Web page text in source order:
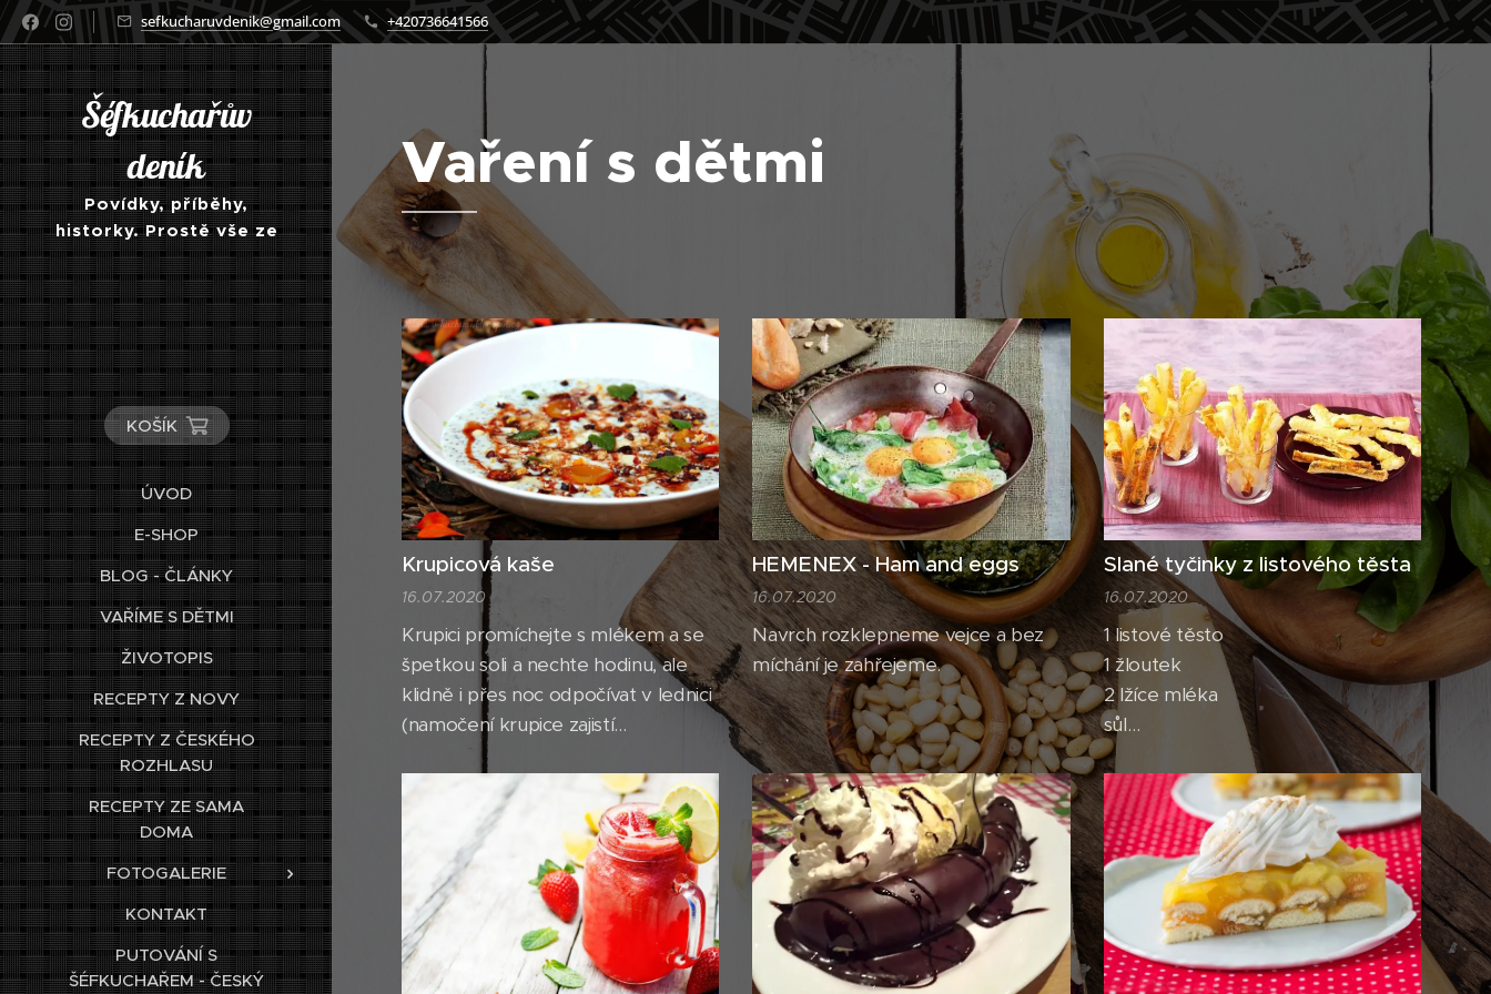
sefkucharuvdenik@gmail.com +420736641566
Šéfkuchařův
deník
Povídky, příběhy,
historky. Prostě vše ze
světa kuchyně a
gastronomie obecně
KOŠÍK
ÚVOD
E-SHOP
BLOG - ČLÁNKY
VAŘÍME S DĚTMI
ŽIVOTOPIS
RECEPTY Z NOVY
RECEPTY Z ČESKÉHO
ROZHLASU
RECEPTY ZE SAMA
DOMA
FOTOGALERIE
KONTAKT
PUTOVÁNÍ S
ŠÉFKUCHAŘEM - ČESKÝ
Vaření s dětmi
Krupicová kaše
16.07.2020
Krupici promíchejte s mlékem a se
špetkou soli a nechte hodinu, ale
klidně i přes noc odpočívat v lednici
(namočení krupice zajistí
velejemnou konzistenci kaše).
HEMENEX - Ham and eggs
16.07.2020
Navrch rozklepneme vejce a bez
míchání je zahřejeme.
Slané tyčinky z listového těsta
16.07.2020
1 listové těsto
1 žloutek
2 lžíce mléka
sůl
kmín drcený